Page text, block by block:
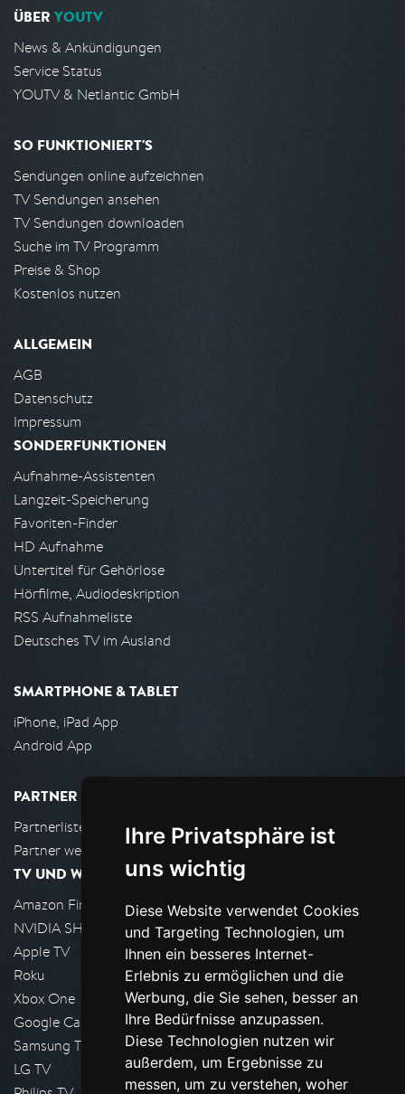
Ihre Privatsphäre ist
uns wichtig
Diese Website verwendet Cookies
und Targeting Technologien, um
Ihnen ein besseres Internet-
Erlebnis zu ermöglichen und die
Werbung, die Sie sehen, besser an
Ihre Bedürfnisse anzupassen.
Diese Technologien nutzen wir
außerdem, um Ergebnisse zu
messen, um zu verstehen, woher
ÜBER YOUTV
News & Ankündigungen
Service Status
YOUTV & Netlantic GmbH
SO FUNKTIONIERT'S
Sendungen online aufzeichnen
TV Sendungen ansehen
TV Sendungen downloaden
Suche im TV Programm
Preise & Shop
Kostenlos nutzen
ALLGEMEIN
AGB
Datenschutz
Impressum
SONDERFUNKTIONEN
Aufnahme-Assistenten
Langzeit-Speicherung
Favoriten-Finder
HD Aufnahme
Untertitel für Gehörlose
Hörfilme, Audiodeskription
RSS Aufnahmeliste
Deutsches TV im Ausland
SMARTPHONE & TABLET
iPhone, iPad App
Android App
PARTNER
Partnerliste
Partner werden
TV UND WOHNZIMMER
Amazon FireTV
NVIDIA SHIELD, Google TV
Apple TV
Roku
Xbox One
Google Cast
Samsung TV
LG TV